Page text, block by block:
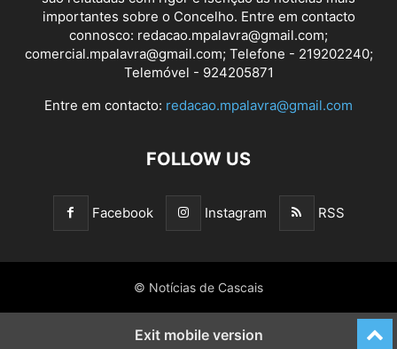
importantes sobre o Concelho. Entre em contacto
connosco: redacao.mpalavra@gmail.com;
comercial.mpalavra@gmail.com; Telefone - 219202240;
Telemóvel - 924205871
Entre em contacto: redacao.mpalavra@gmail.com
FOLLOW US
Facebook Instagram RSS
© Notícias de Cascais
Exit mobile version